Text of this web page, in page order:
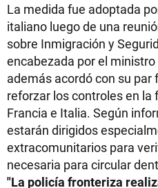
La medida fue adoptada
italiano luego de una
sobre Inmigración y
encabezada por el ministro
además acordó con su par
reforzar los controles en
Francia e Italia. Según
estarán dirigidos
extracomunitarios para
necesaria para circular
"La policía fronteriza